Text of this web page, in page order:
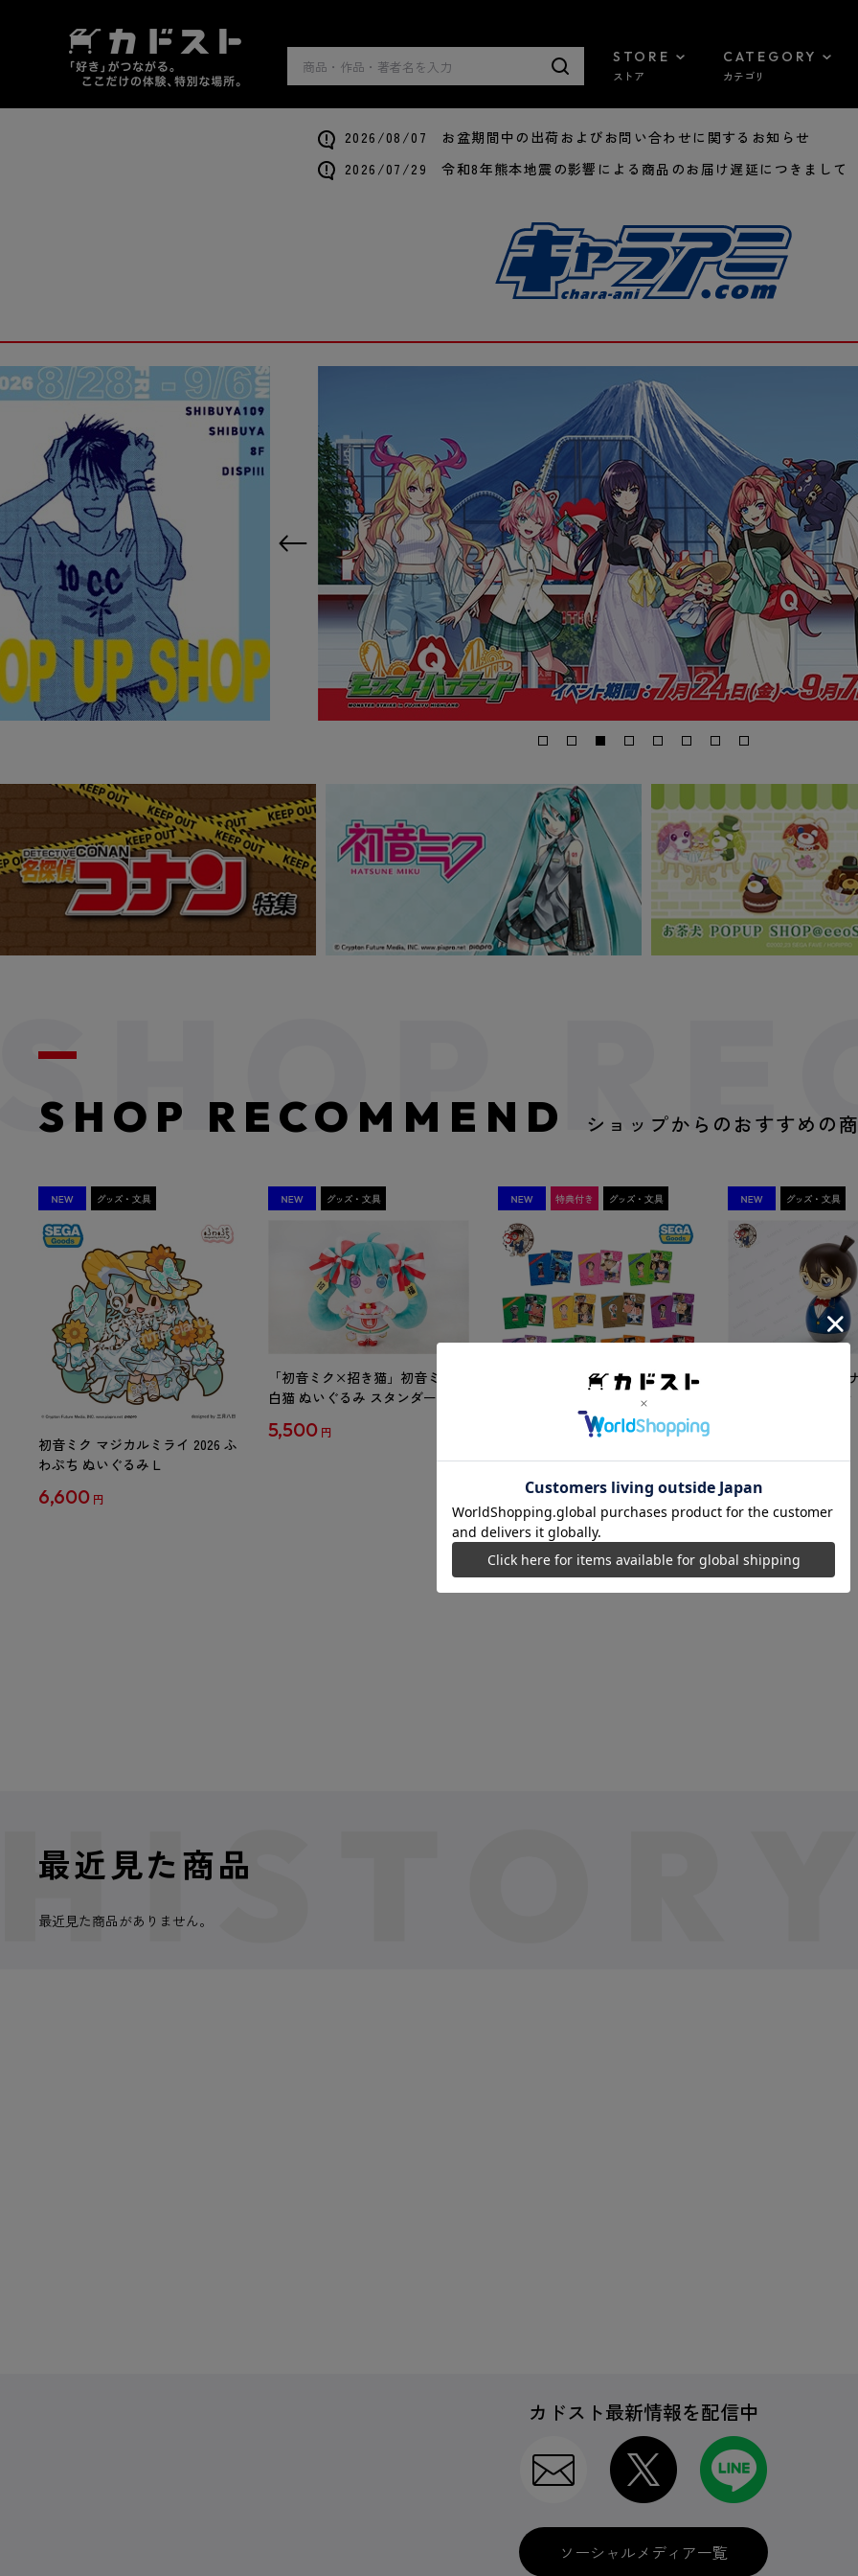
STORE
ストア
CATEGORY
カテゴリ
2026/08/07 お盆期間中の出荷およびお問い合わせに関するお知らせ
2026/07/29 令和8年熊本地震の影響による商品のお届け遅延につきまして
SHOP RECOMMEND ショップからのおすすめの
初音ミク マジカルミライ 2026 ふ
わぷち ぬいぐるみ L
6,600 円
「初音ミク×招き猫」初音ミク
白猫 ぬいぐるみ スタンダード
5,500 円
ナン TVアニメ「名探偵コナン」
30周年記念クリアファイル Vol.2
【1BOX】
8,250
【再販】「名探偵コ
こけし 江戸川コナン
最近見た商品
最近見た商品がありません。
カドスト最新情報を配信中
ソーシャルメディア一覧